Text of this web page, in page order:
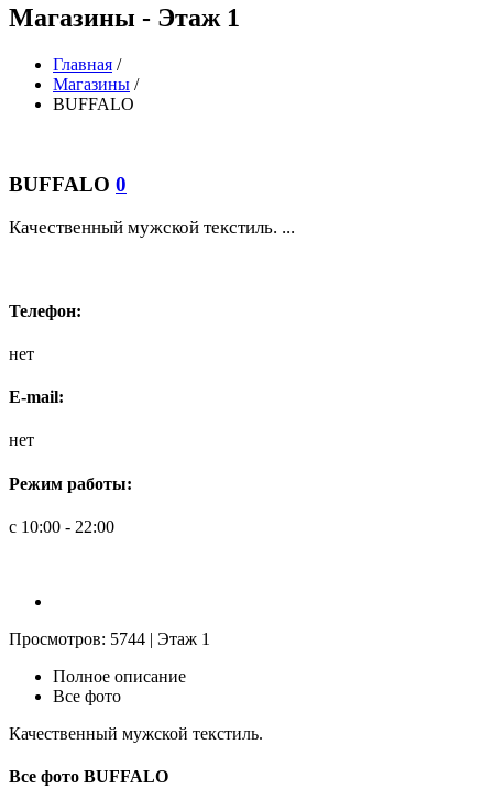
Магазины - Этаж 1
Главная /
Магазины /
BUFFALO
BUFFALO 0
Качественный мужской текстиль. ...
Телефон:
нет
E-mail:
нет
Режим работы:
с 10:00 - 22:00
Просмотров: 5744 | Этаж 1
Полное описание
Все фото
Качественный мужской текстиль.
Все фото BUFFALO